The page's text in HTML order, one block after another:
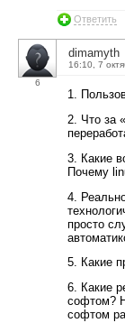
Ответить
6
dimamyth
16:10, 7
1.
2. Что за
3. Какие
Почему
4.
просто
5. Какие
6. Какие
софтом?
софтом